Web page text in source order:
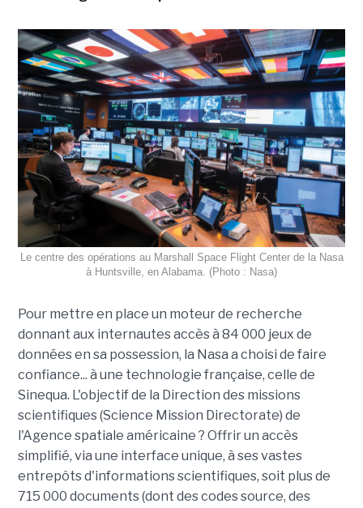
Le centre des opérations au Marshall Space Flight Center de la Nasa
à Huntsville, en Alabama. (Photo : Nasa)
Pour mettre en place un moteur de recherche
donnant aux internautes accès à 84 000 jeux de
données en sa possession, la Nasa a choisi de faire
confiance... à une technologie française, celle de
Sinequa. L'objectif de la Direction des missions
scientifiques (Science Mission Directorate) de
l'Agence spatiale américaine ? Offrir un accès
simplifié, via une interface unique, à ses vastes
entrepôts d'informations scientifiques, soit plus de
715 000 documents (dont des codes source, des